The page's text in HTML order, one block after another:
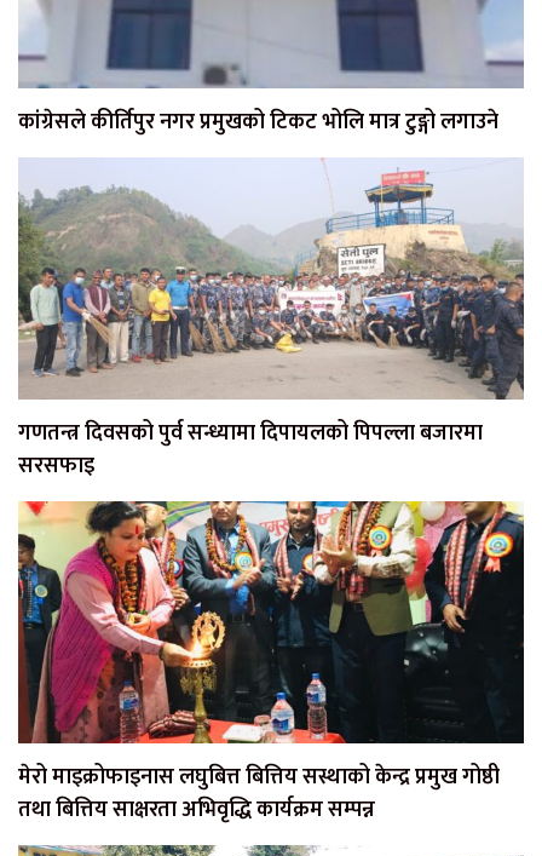
कांग्रेसले कीर्तिपुर नगर प्रमुखको टिकट भोलि मात्र टुङ्गो लगाउने
गणतन्त्र दिवसको पुर्व सन्ध्यामा दिपायलको पिपल्ला बजारमा
सरसफाइ
मेरो माइक्रोफाइनास लघुबित्त बित्तिय सस्थाको केन्द्र प्रमुख गोष्ठी
तथा बित्तिय साक्षरता अभिवृद्धि कार्यक्रम सम्पन्न